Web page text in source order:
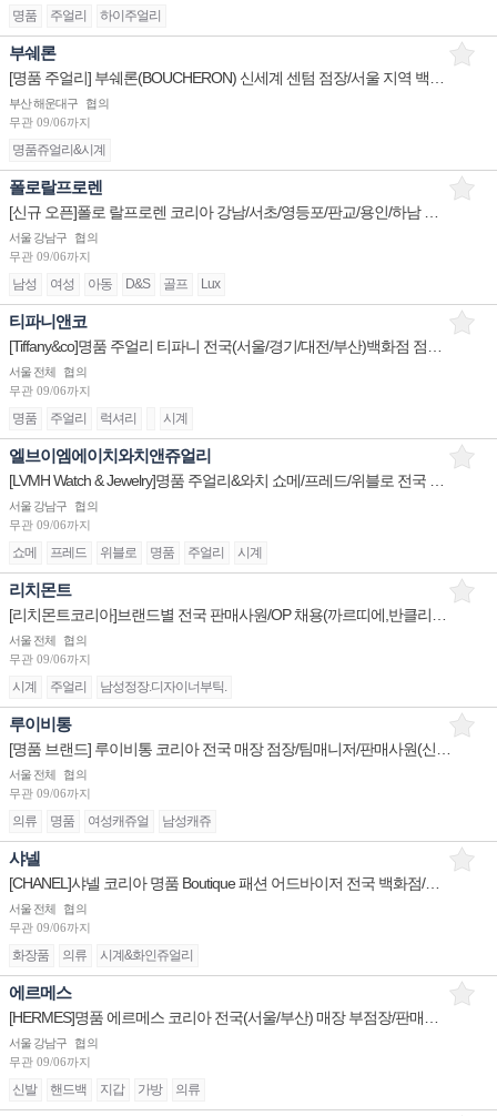
명품 주얼리 하이주얼리
부쉐론
부산 해운대구
협의
무관09/06까지
명품쥬얼리&시계
폴로랄프로렌
서울 강남구
협의
무관09/06까지
남성 여성 아동 D&S 골프 Lux
티파니앤코
서울 전체
협의
무관09/06까지
명품 주얼리 럭셔리 시계
엘브이엠에이치와치앤쥬얼리
서울 강남구
협의
무관09/06까지
쇼메 프레드 위블로 명품 주얼리 시계
리치몬트
서울 전체
협의
무관09/06까지
시계 주얼리 남성정장.디자이너부틱.
루이비통
서울 전체
협의
무관09/06까지
의류 명품 여성캐쥬얼 남성캐쥬
샤넬
[CHANEL]샤넬 코리아 명품 Boutique 패션 어드바이저 전국 백화점/면세점 정규직/계약직 채용
서울 전체
협의
무관09/06까지
화장품 의류 시계&화인쥬얼리
에르메스
서울 강남구
협의
무관09/06까지
신발 핸드백 지갑 가방 의류